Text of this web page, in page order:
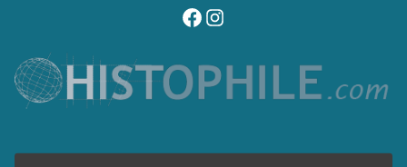
visitez notre page facebook
suivez notre compte instagram